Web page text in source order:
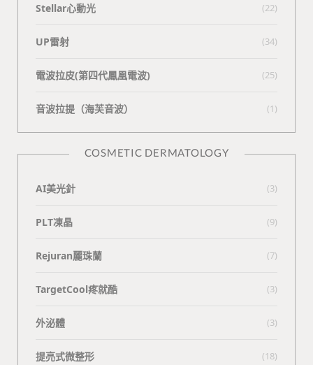
Stellar心動光 (22)
UP雷射 (34)
電波拉皮(第四代鳳凰電波) (25)
⾳波拉提（海芙⾳波） (1)
COSMETIC DERMATOLOGY
AI美光針 (3)
PLT凍晶 (9)
Rejuran麗珠蘭 (7)
TargetCool疼就酷 (3)
外泌體 (3)
提亮式微整形 (18)